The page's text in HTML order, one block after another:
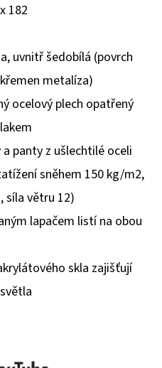
182
uvnitř šedobílá (povrch
metalíza)
ocelový plech opatřený
panty z ušlechtilé oceli
sněhem 150 kg/m2,
síla větru 12)
lapačem listí na obou
skla zajišťují